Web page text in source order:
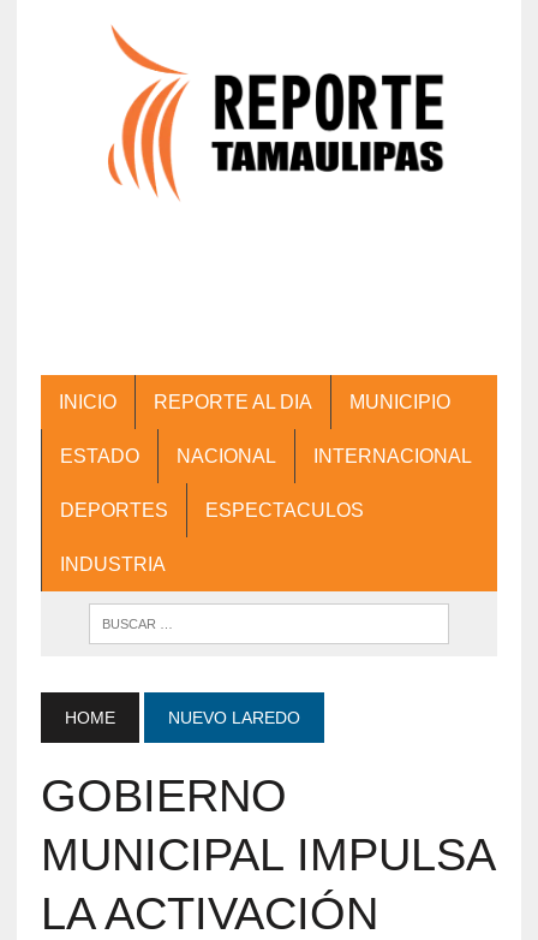
INICIO REPORTE AL DIA MUNICIPIO
ESTADO NACIONAL INTERNACIONAL
DEPORTES ESPECTACULOS
INDUSTRIA
HOME NUEVO LAREDO
GOBIERNO
MUNICIPAL IMPULSA
LA ACTIVACIÓN